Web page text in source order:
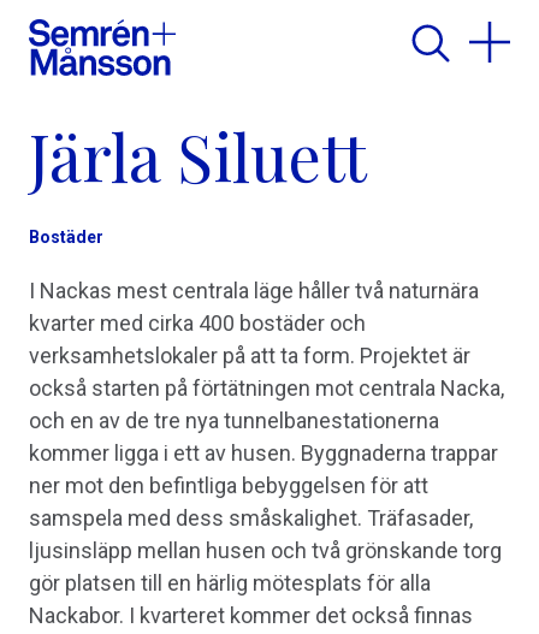
Järla Siluett
Bostäder
I Nackas mest centrala läge håller två naturnära
kvarter med cirka 400 bostäder och
verksamhetslokaler på att ta form. Projektet är
också starten på förtätningen mot centrala Nacka,
och en av de tre nya tunnelbanestationerna
kommer ligga i ett av husen. Byggnaderna trappar
ner mot den befintliga bebyggelsen för att
samspela med dess småskalighet. Träfasader,
ljusinsläpp mellan husen och två grönskande torg
gör platsen till en härlig mötesplats för alla
Nackabor. I kvarteret kommer det också finnas